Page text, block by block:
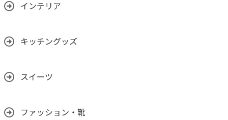
インテリア
キッチングッズ
スイーツ
ファッション・靴